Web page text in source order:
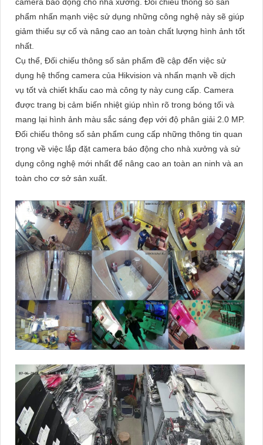
phẩm nhấn mạnh việc sử dụng những công nghệ này sẽ giúp
giảm thiểu sự cố và nâng cao an toàn chất lượng hình ảnh tốt
nhất.
Cụ thể, Đối chiếu thông số sản phẩm đề cập đến việc sử
dụng hệ thống camera của Hikvision và nhấn mạnh về dịch
vụ tốt và chiết khấu cao mà công ty này cung cấp. Camera
được trang bị cảm biến nhiệt giúp nhìn rõ trong bóng tối và
mang lại hình ảnh màu sắc sáng đẹp với độ phân giải 2.0 MP.
Đối chiếu thông số sản phẩm cung cấp những thông tin quan
trọng về việc lắp đặt camera báo động cho nhà xưởng và sử
dụng công nghệ mới nhất để nâng cao an toàn an ninh và an
toàn cho cơ sở sản xuất.